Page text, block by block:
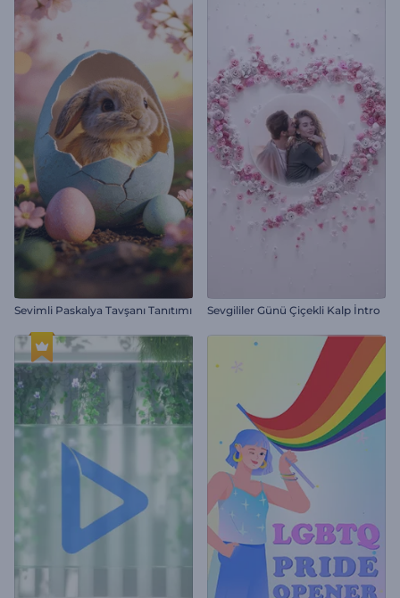
Sevimli Paskalya Tavşanı Tanıtımı Sevgililer Günü Çiçekli Kalp İntro